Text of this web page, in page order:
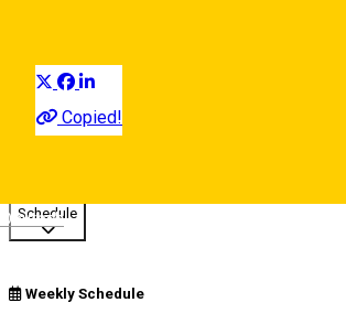
Deutsch
Copied!
Closed
Schedule
Weekly Schedule